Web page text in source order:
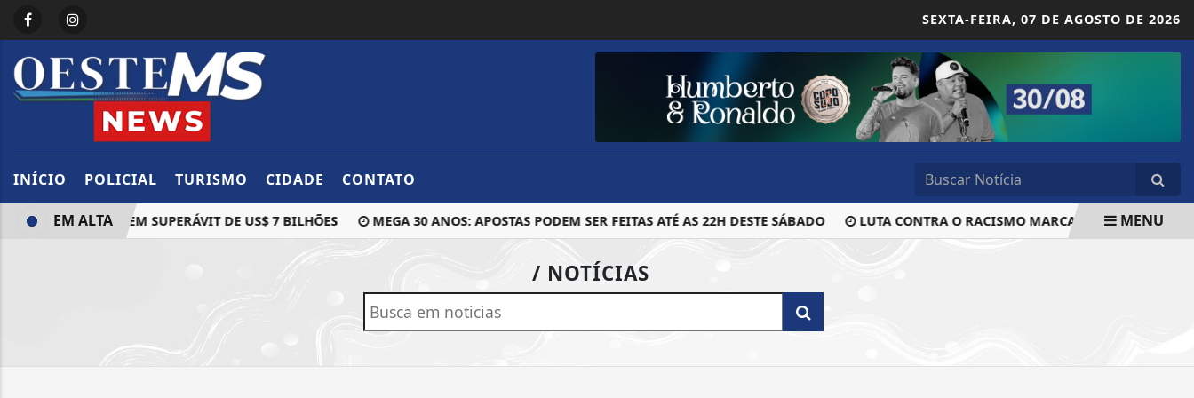
SEXTA-FEIRA, 07 DE AGOSTO DE 2026
INÍCIO POLICIAL TURISMO CIDADE CONTATO
DE JULHO TEM SUPERÁVIT DE US$ 7 BILHÕES MEGA 30 ANOS: APOSTAS PODEM SER FEITAS ATÉ AS 22H DESTE SÁBADO LUTA CONTRA O RACISMO MARCA A 12ª MARCHA
EM ALTA MENU
/ NOTÍCIAS